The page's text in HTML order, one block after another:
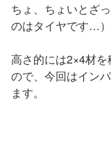
ちょ、ちょいとざ
のはタイヤです…）
高さ的には2×4材
ので、今回はイン
ます。